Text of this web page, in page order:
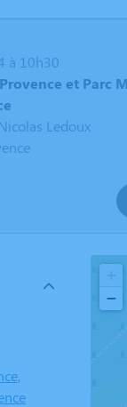
à 10h30
et Parc
Ledoux
−